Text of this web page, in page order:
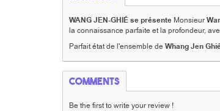
WANG JEN-GHIÉ se présente Monsieur
la connaissance parfaite et la profondeur,
Parfait état de l'ensemble deWhang Jen Ghié
Comments
Be the first to write your review !